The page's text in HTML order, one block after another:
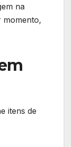
na
momento,
itens de